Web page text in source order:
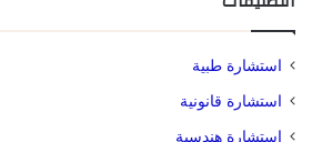
استشارة طبية
استشارة قانونية
استشارة هندسية